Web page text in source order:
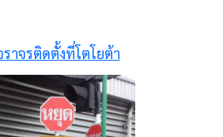
าจรติดตั้งที่โตโยต้า